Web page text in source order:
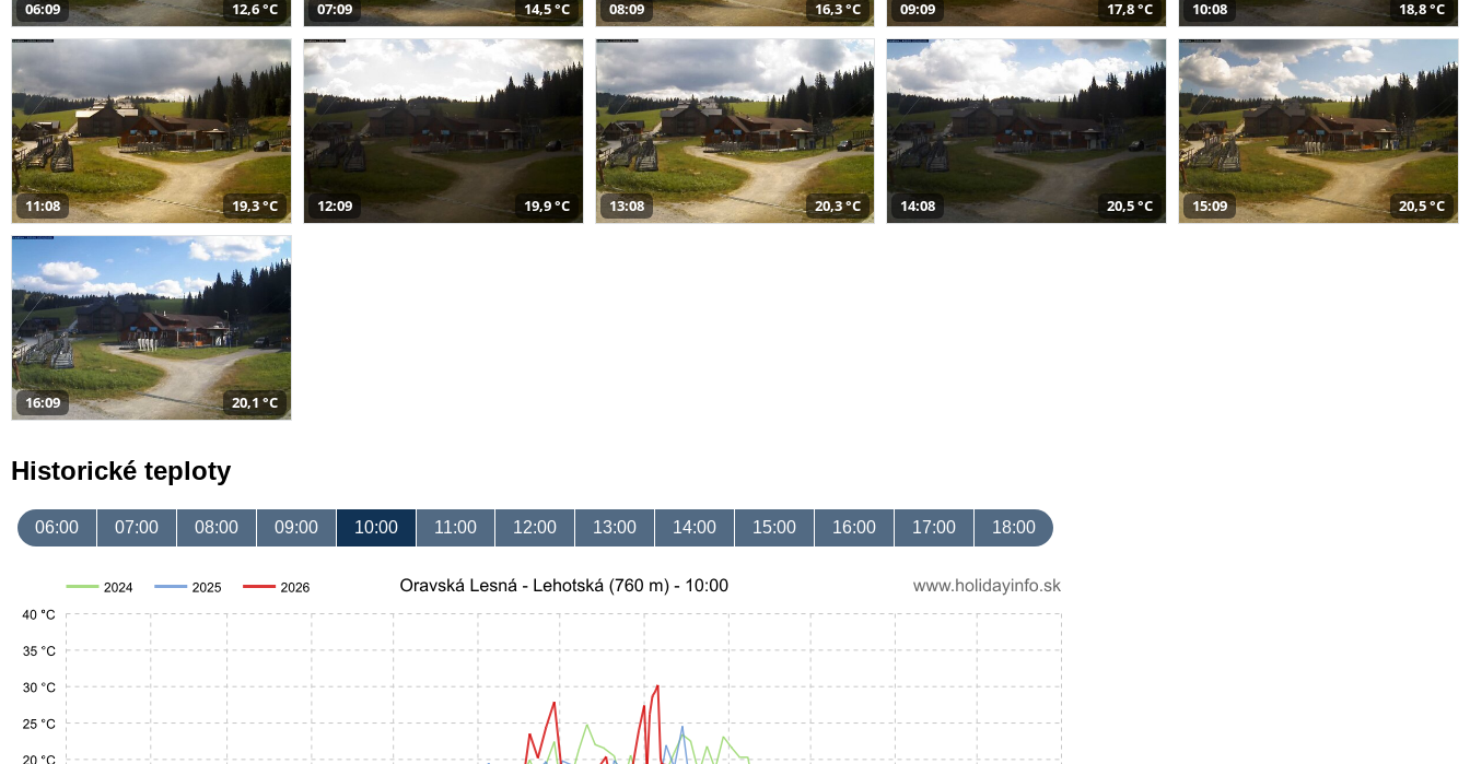
06:09 12,6 °C 07:09 14,5 °C 08:09 16,3 °C 09:09 17,8 °C 10:08 18,8 °C
11:08 19,3 °C 12:09 19,9 °C 13:08 20,3 °C 14:08 20,5 °C 15:09 20,5 °C
16:09 20,1 °C
Historické teploty
06:00 07:00 08:00 09:00 10:00 11:00 12:00 13:00 14:00 15:00 16:00 17:00 18:00